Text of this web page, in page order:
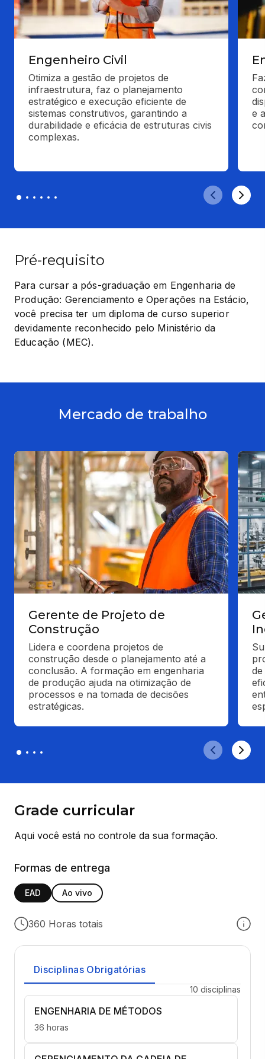
Engenheiro Civil
Otimiza a gestão de projetos de
infraestrutura, faz o planejamento
estratégico e execução eficiente de
sistemas construtivos, garantindo a
durabilidade e eficácia de estruturas civis
complexas.
e
Pré-requisito
Para cursar a pós-graduação em Engenharia de
Produção: Gerenciamento e Operações na Estácio,
você precisa ter um diploma de curso superior
devidamente reconhecido pelo Ministério da
Educação (MEC).
Mercado de trabalho
Gerente de Projeto de
Construção
Lidera e coordena projetos de
construção desde o planejamento até a
conclusão. A formação em engenharia
de produção ajuda na otimização de
processos e na tomada de decisões
estratégicas.
Grade curricular
Aqui você está no controle da sua formação.
Formas de entrega
EAD Ao vivo
360 Horas totais
Disciplinas Obrigatórias
10 disciplinas
ENGENHARIA DE MÉTODOS
36 horas